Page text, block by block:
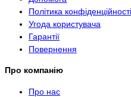
Політика конфіденційності
Угода користувача
Гарантії
Повернення
Про компанію
Про нас